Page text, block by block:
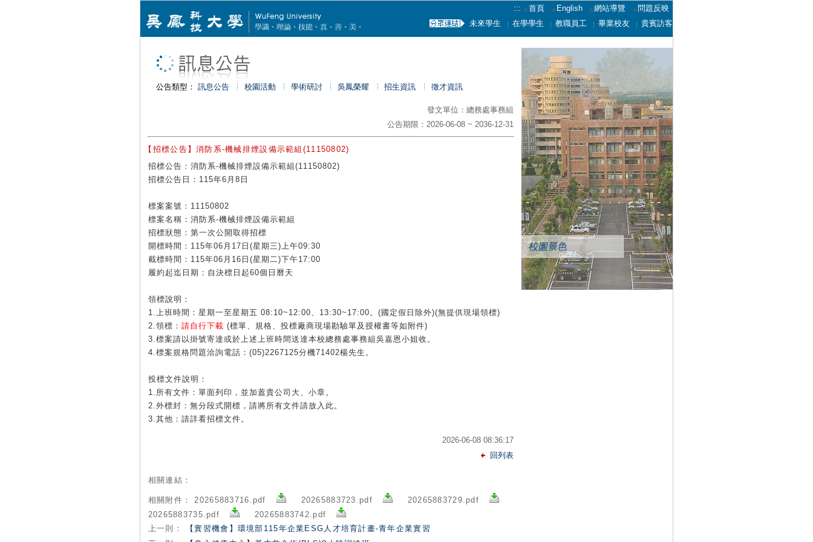
::: 首頁 English 網站導覽
問題反映
未來學生
在學學生 教職員工 畢業校友 貴賓訪客
公告類型： 訊息公告 校園活動 學術研討 吳鳳榮耀 招生資訊 徵才資訊
發文單位：總務處事務組
公告期限：2026-06-08 ~ 2036-12-31
【招標公告】消防系-機械排煙設備示範組(11150802)
招標公告：消防系-機械排煙設備示範組(11150802)
招標公告日：115年6月8日
標案案號：11150802
標案名稱：消防系-機械排煙設備示範組
招標狀態：第一次公開取得招標
開標時間：115年06月17日(星期三)上午09:30
截標時間：115年06月16日(星期二)下午17:00
履約起迄日期：自決標日起60個日曆天
領標說明：
1.上班時間：星期一至星期五 08:10~12:00、13:30~17:00。(國定假日除外)(無提供現場領標)
2.領標： 請自行下載 (標單、規格、投標廠商現場勘驗單及授權書等如附件)
3.標案請以掛號寄達或於上述上班時間送達本校總務處事務組吳嘉恩小姐收。
4.標案規格問題洽詢電話：(05)2267125分機71402楊先生。
投標文件說明：
1.所有文件：單面列印，並加蓋貴公司大、小章。
2.外標封：無分段式開標，請將所有文件請放入此。
3.其他：請詳看招標文件。
2026-06-08 08:36:17
回列表
相關連結：
相關附件： 20265883716.pdf 20265883723.pdf
20265883729.pdf
20265883735.pdf
20265883742.pdf
上一則：
【實習機會】環境部115年企業ESG人才培育計畫-青年企業實習